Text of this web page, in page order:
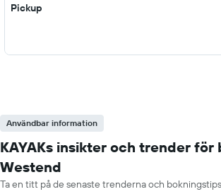
Pickup
Användbar information
KAYAKs insikter och trender
Westend
Ta en titt på de senaste trenderna och